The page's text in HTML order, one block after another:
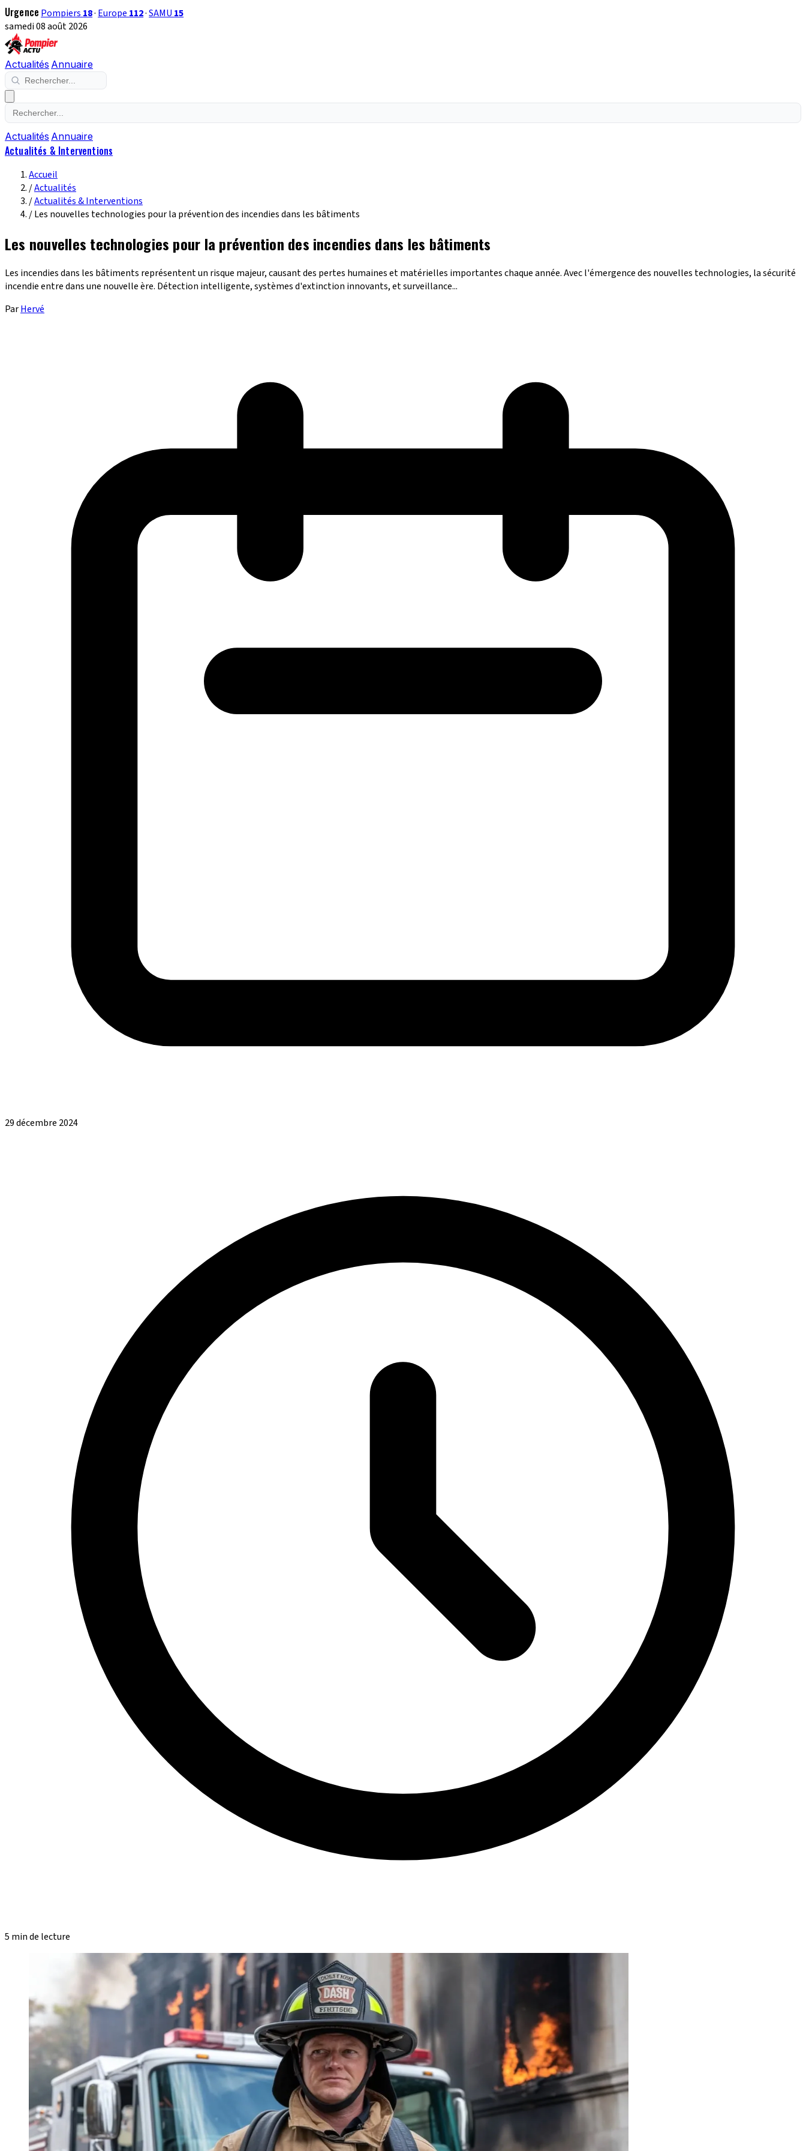
Urgence Pompiers 18· Europe 112·SAMU 15
samedi 08 août 2026
Actualités Annuaire
Actualités Annuaire
Actualités & Interventions
Accueil
/Actualités
/Actualités & Interventions
/Les nouvelles technologies pour la prévention des incendies dans les bâtiments
Les nouvelles technologies pour la prévention des incendies dans les bâtiments
Les incendies dans les bâtiments représentent un risque majeur, causant des pertes humaines et matérielles importantes chaque année. Avec l'émergence des nouvelles technologies, la sécurité
incendie entre dans une nouvelle ère. Détection intelligente, systèmes d'extinction innovants, et surveillance...
ParHervé
29 décembre 2024
5 min de lecture